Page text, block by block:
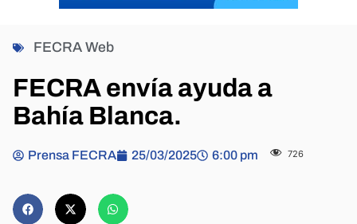
FECRA Web
FECRA envía ayuda a
Bahía Blanca.
Prensa FECRA 25/03/2025 6:00 pm 726